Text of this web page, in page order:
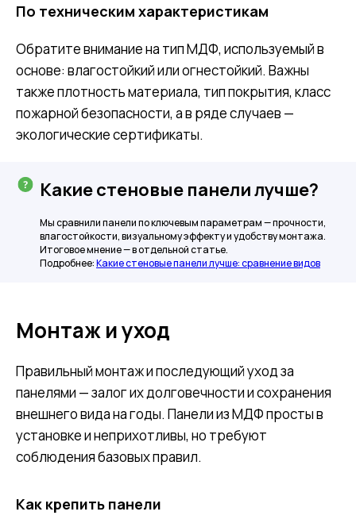
По техническим характеристикам
Обратите внимание на тип МДФ, используемый в
основе: влагостойкий или огнестойкий. Важны
также плотность материала, тип покрытия, класс
пожарной безопасности, а в ряде случаев —
экологические сертификаты.
Какие стеновые панели лучше?
Мы сравнили панели по ключевым параметрам — прочности,
влагостойкости, визуальному эффекту и удобству монтажа.
Итоговое мнение — в отдельной статье.
Подробнее:Какие стеновые панели лучше: сравнение видов
Монтаж и уход
Правильный монтаж и последующий уход за
панелями — залог их долговечности и сохранения
внешнего вида на годы. Панели из МДФ просты в
установке и неприхотливы, но требуют
соблюдения базовых правил.
Как крепить панели